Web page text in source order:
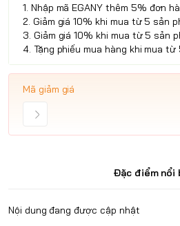
1. Nhập mã EGANY thêm 5% đơn
2. Giảm giá 10% khi mua từ 5 sản
3. Giảm giá 10% khi mua từ 5 sản
4. Tặng phiếu mua hàng khi mua
Mã giảm giá
Đặc điểm nổi
Nội dung đang được cập nhật